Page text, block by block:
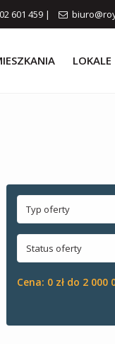
601 459 |
LOKALE
Typ oferty
Status oferty
Cena: 0 zł do 2 000